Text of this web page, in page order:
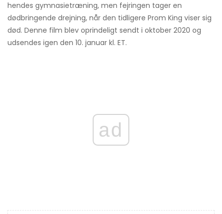
hendes gymnasietræning, men fejringen tager en
dødbringende drejning, når den tidligere Prom King viser sig
død. Denne film blev oprindeligt sendt i oktober 2020 og
udsendes igen den 10. januar kl. ET.
ad